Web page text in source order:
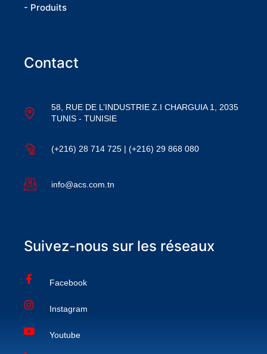
- Produits
Contact
58, RUE DE L’INDUSTRIE Z.I CHARGUIA 1, 2035
TUNIS - TUNISIE
(+216) 28 714 725 | (+216) 29 868 080
info@acs.com.tn
Suivez-nous sur les réseaux
Facebook
Instagram
Youtube